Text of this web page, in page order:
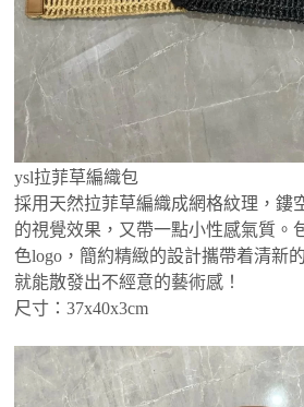
ysl拉菲草編織包
採用天然拉菲草編織成網格紋理，鏤
的視覺效果，又帶一點小性感氣質。
色logo，簡約精緻的設計攜帶着清新
就能散發出不經意的藝術感！
尺寸：37x40x3cm